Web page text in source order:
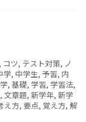
, コツ, テスト対策, ノ
学, 中学生, 予習, 内
, 基礎, 学習, 学習法,
, 文章題, 新学年, 新学
え方, 要点, 覚え方, 解